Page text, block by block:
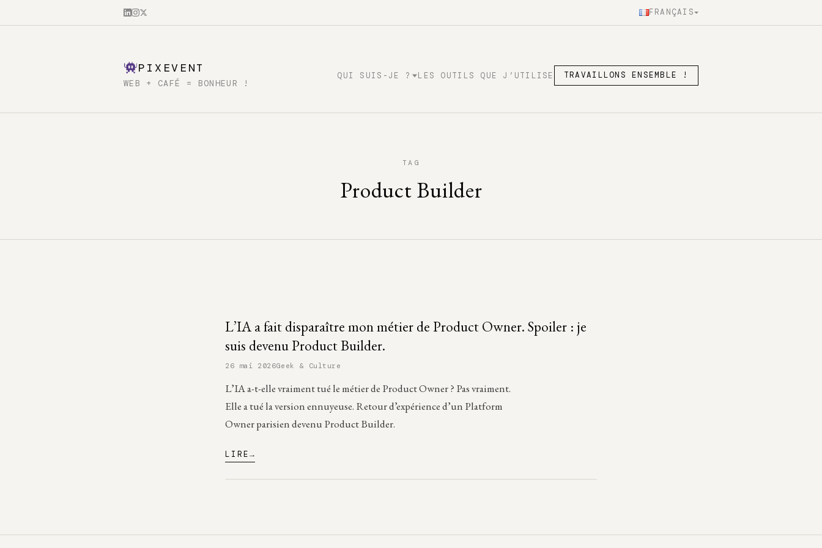
FRANÇAIS
PIXEVENT
WEB + CAFÉ = BONHEUR !
QUI SUIS-JE ? LES OUTILS QUE J’UTILISE TRAVAILLONS ENSEMBLE !
TAG
Product Builder
L’IA a fait disparaître mon métier de Product Owner. Spoiler : je
suis devenu Product Builder.
26 mai 2026Geek & Culture
L’IA a-t-elle vraiment tué le métier de Product Owner ? Pas vraiment.
Elle a tué la version ennuyeuse. Retour d’expérience d’un Platform
Owner parisien devenu Product Builder.
LIRE